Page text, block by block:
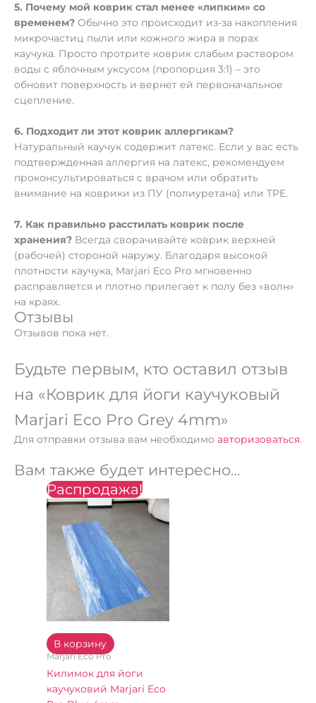
5. Почему мой коврик стал менее «липким» со
временем? Обычно это происходит из-за накопления
микрочастиц пыли или кожного жира в порах
каучука. Просто протрите коврик слабым раствором
воды с яблочным уксусом (пропорция 3:1) – это
обновит поверхность и вернет ей первоначальное
сцепление.
6. Подходит ли этот коврик аллергикам?
Натуральный каучук содержит латекс. Если у вас есть
подтвержденная аллергия на латекс, рекомендуем
проконсультироваться с врачом или обратить
внимание на коврики из ПУ (полиуретана) или TPE.
7. Как правильно расстилать коврик после
хранения? Всегда сворачивайте коврик верхней
(рабочей) стороной наружу. Благодаря высокой
плотности каучука, Marjari Eco Pro мгновенно
расправляется и плотно прилегает к полу без «волн»
на краях.
Отзывы
Отзывов пока нет.
Будьте первым, кто оставил отзыв
на «Коврик для йоги каучуковый
Marjari Eco Pro Grey 4mm»
Для отправки отзыва вам необходимо авторизоваться.
Вам также будет интересно…
Распродажа!
В корзину
Marjari Eco Pro
Килимок для йоги
каучуковий Marjari Eco
Первоначальная
цена
составляла
2800 ₴.
Текущая
цена:
2400 ₴.